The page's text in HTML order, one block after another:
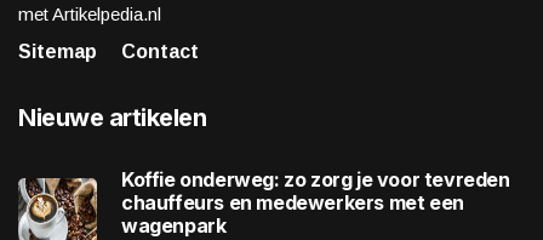
met Artikelpedia.nl
Sitemap
Contact
Nieuwe artikelen
Koffie onderweg: zo zorg je voor tevreden
chauffeurs en medewerkers met een
wagenpark